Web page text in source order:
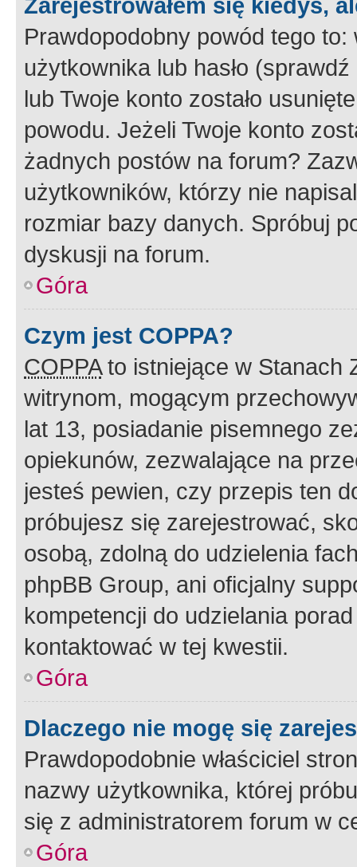
Prawdopodobny powód tego to:
użytkownika lub hasło
lub Twoje konto zostało
powodu. Jeżeli Twoje konto
żadnych postów na forum?
użytkowników, którzy nie
rozmiar bazy danych. Spróbuj
dyskusji na forum.
Góra
Czym jest COPPA?
COPPAto istniejące w Stanach
witrynom, mogącym
lat 13, posiadanie pisemnego
opiekunów, zezwalające na
jesteś pewien, czy przepis ten
próbujesz się zarejestrować,
osobą, zdolną do udzielenia
phpBB Group, ani oficjalny
kompetencji do udzielania
kontaktować w tej kwestii.
Góra
Dlaczego nie mogę się
Prawdopodobnie właściciel
nazwy użytkownika, której
się z administratorem forum w
Góra